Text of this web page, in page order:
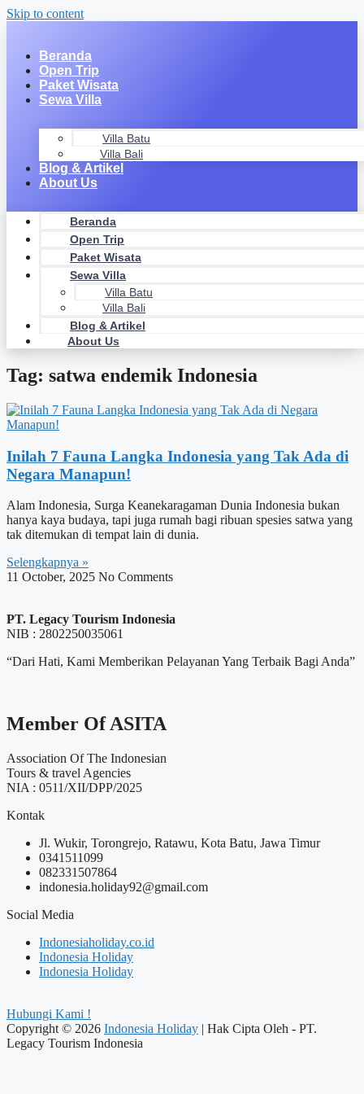
Skip to content
Beranda
Open Trip
Paket Wisata
Sewa Villa
Villa Batu
Villa Bali
Blog & Artikel
About Us
Beranda
Open Trip
Paket Wisata
Sewa Villa
Villa Batu
Villa Bali
Blog & Artikel
About Us
Tag: satwa endemik Indonesia
Inilah 7 Fauna Langka Indonesia yang Tak Ada di
Negara Manapun!
Alam Indonesia, Surga Keanekaragaman Dunia Indonesia bukan
hanya kaya budaya, tapi juga rumah bagi ribuan spesies satwa yang
tak ditemukan di tempat lain di dunia.
Selengkapnya »
11 October, 2025 No Comments
PT. Legacy Tourism Indonesia
NIB : 2802250035061
“Dari Hati, Kami Memberikan Pelayanan Yang Terbaik Bagi Anda”
Member Of ASITA
Association Of The Indonesian
Tours & travel Agencies
NIA : 0511/XII/DPP/2025
Kontak
Jl. Wukir, Torongrejo, Ratawu, Kota Batu, Jawa Timur
0341511099
082331507864
indonesia.holiday92@gmail.com
Social Media
Indonesiaholiday.co.id
Indonesia Holiday
Indonesia Holiday
Hubungi Kami !
Copyright © 2026 Indonesia Holiday | Hak Cipta Oleh - PT.
Legacy Tourism Indonesia